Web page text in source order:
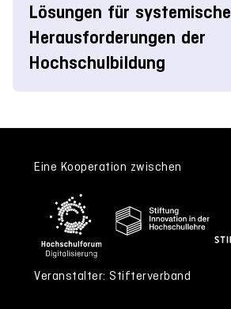
Lösungen für systemische
Herausforderungen der
Hochschulbildung
Eine Kooperation zwischen
Veranstalter: Stifterverband